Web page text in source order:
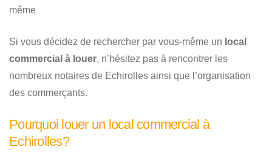
même
Si vous décidez de rechercher par vous-même un local
commercial à louer, n’hésitez pas à rencontrer les
nombreux notaires de Echirolles ainsi que l’organisation
des commerçants.
Pourquoi louer un local commercial à
Echirolles?